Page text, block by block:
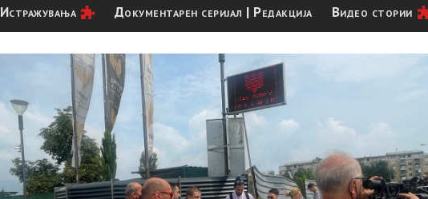
Истражувањa Документарен серијал | Редакција Видео стории